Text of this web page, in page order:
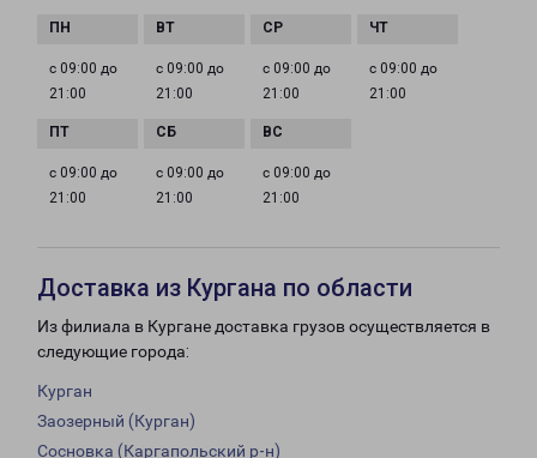
с 09:00 до
21:00
с 09:00 до
21:00
с 09:00 до
21:00
с 09:00 до
21:00
с 09:00 до
21:00
с 09:00 до
21:00
с 09:00 до
21:00
Доставка из Кургана по области
Из филиала в Кургане доставка грузов осуществляется в
следующие города:
Курган
Заозерный (Курган)
Сосновка (Каргапольский р-н)